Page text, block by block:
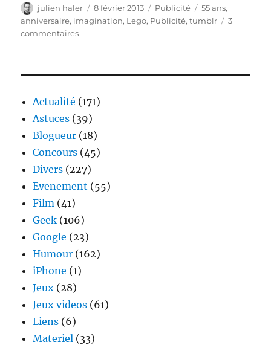
Auteur
julien haler
Publié
le
8 février 2013 Catégories
Publicité Étiquettes
55 ans,
anniversaire, imagination, Lego, Publicité,tumblr
3
commentairessur
of
the
bricks
Actualité (171)
Astuces (39)
Blogueur (18)
Concours (45)
Divers (227)
Evenement (55)
Film (41)
Geek (106)
Google (23)
Humour (162)
iPhone (1)
Jeux (28)
Jeux videos (61)
Liens (6)
Materiel (33)